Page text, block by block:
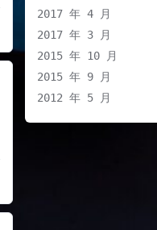
2017 年 4 月
2017 年 3 月
2015 年 10 月
2015 年 9 月
2012 年 5 月